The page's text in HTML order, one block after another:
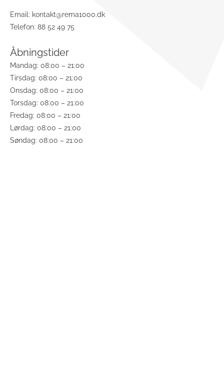
Email: kontakt@rema1000.dk
Telefon: 88 52 49 75
Åbningstider
Mandag: 08:00 – 21:00
Tirsdag: 08:00 – 21:00
Onsdag: 08:00 – 21:00
Torsdag: 08:00 – 21:00
Fredag: 08:00 – 21:00
Lørdag: 08:00 – 21:00
Søndag: 08:00 – 21:00